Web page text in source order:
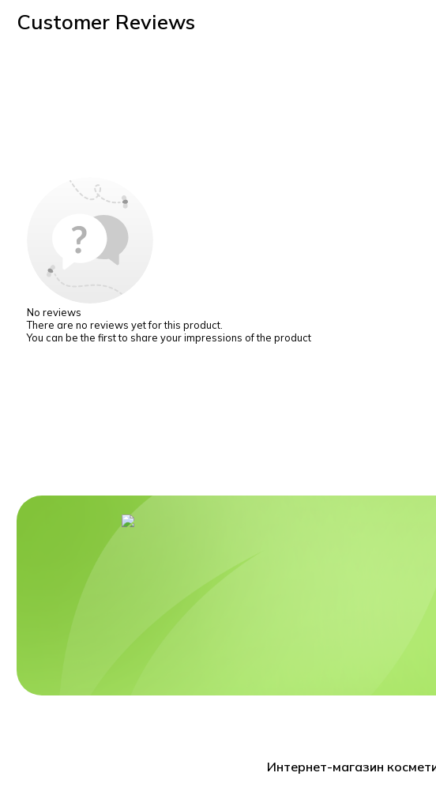
Customer Reviews
No reviews
There are no reviews yet for this product.
You can be the first to share your impressions of the product
Интернет-магазин